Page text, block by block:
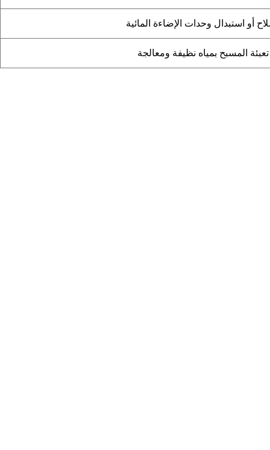
أو استبدال وحدات الإضاءة المائية
تعبئة المسبح بمياه نظيفة ومعالجة